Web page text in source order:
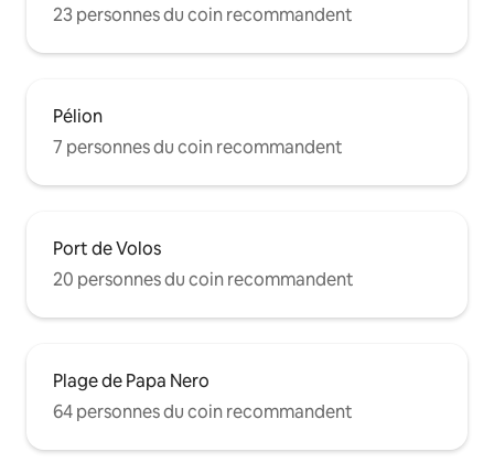
23 personnes du coin recommandent
Pélion
7 personnes du coin recommandent
Port de Volos
20 personnes du coin recommandent
Plage de Papa Nero
64 personnes du coin recommandent